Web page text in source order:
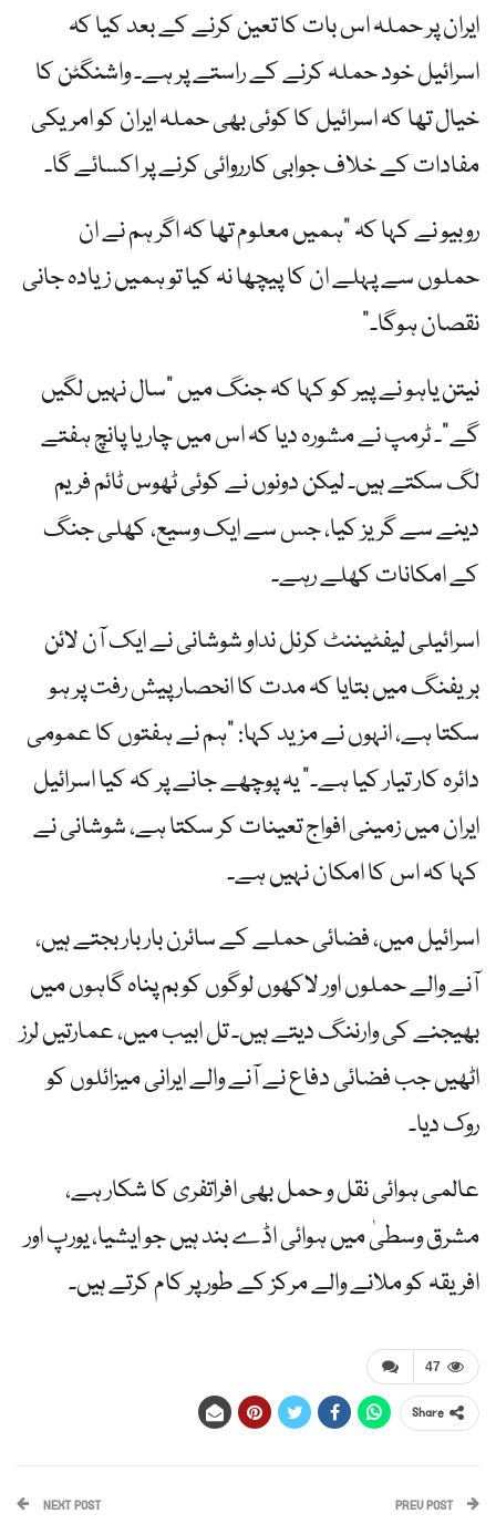
ایران پر حملہ اس بات کا تعین کرنے کے بعد کیا کہ
اسرائیل خود حملہ کرنے کے راستے پر ہے۔ واشنگٹن کا
خیال تھا کہ اسرائیل کا کوئی بھی حملہ ایران کو امریکی
مفادات کے خلاف جوابی کارروائی کرنے پر اکسائے گا۔
روبیو نے کہا کہ "ہمیں معلوم تھا کہ اگر ہم نے ان
حملوں سے پہلے ان کا پیچھا نہ کیا تو ہمیں زیادہ جانی
نقصان ہوگا۔”
نیتن یاہو نے پیر کو کہا کہ جنگ میں "سال نہیں لگیں
گے”۔ ٹرمپ نے مشورہ دیا کہ اس میں چار یا پانچ ہفتے
لگ سکتے ہیں۔ لیکن دونوں نے کوئی ٹھوس ٹائم فریم
دینے سے گریز کیا، جس سے ایک وسیع، کھلی جنگ
کے امکانات کھلے رہے۔
اسرائیلی لیفٹیننٹ کرنل نداو شوشانی نے ایک آن لائن
بریفنگ میں بتایا کہ مدت کا انحصار پیش رفت پر ہو
سکتا ہے، انہوں نے مزید کہا: "ہم نے ہفتوں کا عمومی
دائرہ کار تیار کیا ہے۔” یہ پوچھے جانے پر کہ کیا اسرائیل
ایران میں زمینی افواج تعینات کر سکتا ہے، شوشانی نے
کہا کہ اس کا امکان نہیں ہے۔
اسرائیل میں، فضائی حملے کے سائرن بار بار بجتے ہیں،
آنے والے حملوں اور لاکھوں لوگوں کو بم پناہ گاہوں میں
بھیجنے کی وارننگ دیتے ہیں۔ تل ابیب میں، عمارتیں لرز
اٹھیں جب فضائی دفاع نے آنے والے ایرانی میزائلوں کو
روک دیا۔
عالمی ہوائی نقل و حمل بھی افراتفری کا شکار ہے،
مشرق وسطیٰ میں ہوائی اڈے بند ہیں جو ایشیا، یورپ اور
افریقہ کو ملانے والے مرکز کے طور پر کام کرتے ہیں۔
47
Share
PREV POST
NEXT POST